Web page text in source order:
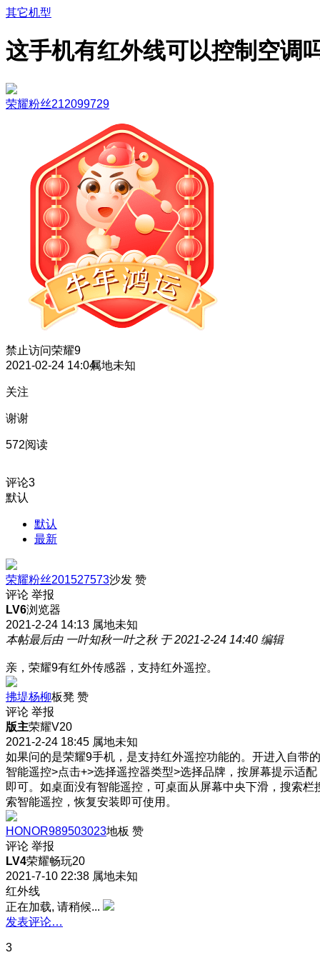
其它机型
这手机有红外线可以控制空调
荣耀粉丝212099729
禁止访问荣耀9
2021-02-24 14:04属地未知
关注
谢谢
572阅读
评论3
默认
默认
最新
荣耀粉丝201527573沙发 赞
评论 举报
LV6浏览器
2021-2-24 14:13 属地未知
本帖最后由 一叶知秋一叶之秋 于 2021-2-24 14:40 编辑
亲，荣耀9有红外传感器，支持红外遥控。
拂堤杨柳板凳 赞
评论 举报
版主荣耀V20
2021-2-24 18:45 属地未知
如果问的是荣耀9手机，是支持红外遥控功能的。开进入自带的
智能遥控>点击+>选择遥控器类型>选择品牌，按屏幕提示适配
即可。如桌面没有智能遥控，可桌面从屏幕中央下滑，搜索栏
索智能遥控，恢复安装即可使用。
HONOR989503023地板 赞
评论 举报
LV4荣耀畅玩20
2021-7-10 22:38 属地未知
红外线
正在加载, 请稍候...
发表评论…
3